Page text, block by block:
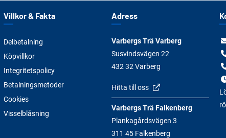
Villkor & Fakta
Delbetalning
Köpvillkor
Integritetspolicy
Betalningsmetoder
Cookies
Visselblåsning
Adress
Varbergs Trä Varberg
Susvindsvägen 22
432 32 Varberg
Hitta till oss
Varbergs Trä Falkenberg
Plankagårdsvägen 3
311 45 Falkenberg